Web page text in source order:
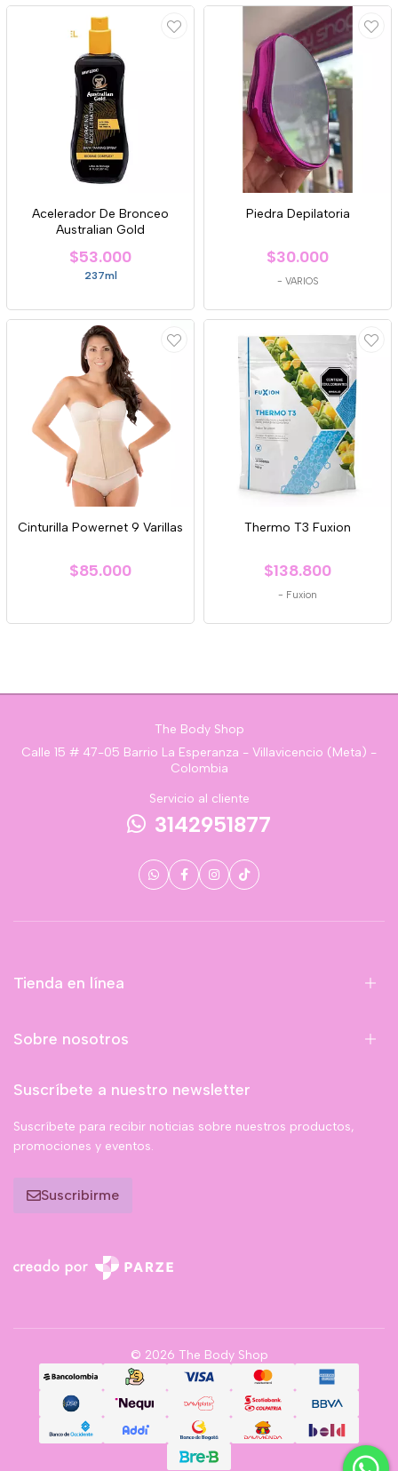
Acelerador De Bronceo
Australian Gold
$53.000
237ml
Piedra Depilatoria
$30.000
- VARIOS
Cinturilla Powernet 9 Varillas
$85.000
Thermo T3 Fuxion
$138.800
- Fuxion
The Body Shop
Calle 15 # 47-05 Barrio La Esperanza - Villavicencio (Meta) -
Colombia
Servicio al cliente
3142951877
Tienda en línea
Sobre nosotros
Suscríbete a nuestro newsletter
Suscríbete para recibir noticias sobre nuestros productos,
promociones y eventos.
Suscribirme
© 2026 The Body Shop